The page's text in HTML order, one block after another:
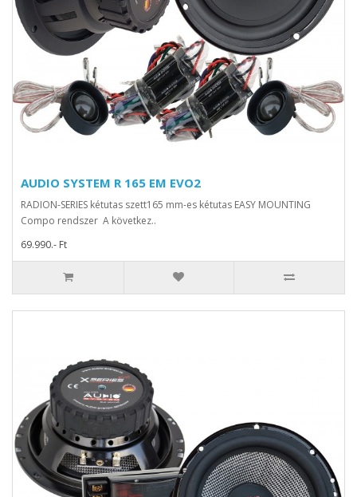
AUDIO SYSTEM R 165 EM EVO2
RADION-SERIES kétutas szett165 mm-es kétutas EASY MOUNTING
Compo rendszer A következ..
69.990.- Ft